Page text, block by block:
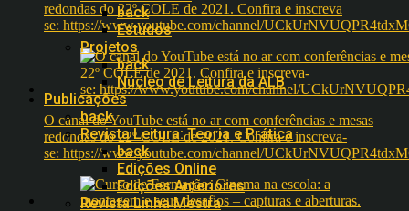
back
Estudos
Projetos
back
Núcleo de Leitura da ALB
Publicações
back
Revista Leitura: Teoria e Prática
back
Edições Online
Edições Anteriores
Revista Linha Mestra
redondas do 22º COLE de 2021. Confira e inscreva
se: https://www.youtube.com/channel/
O canal do YouTube está no ar com conferências e mesas
redondas do 22º COLE de 2021. Confira e inscreva-
se: https://www.youtube.com/channel/